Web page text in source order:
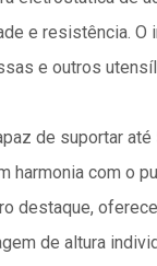
e resistência.
e outros
de suportar
com o
destaque,
de altura